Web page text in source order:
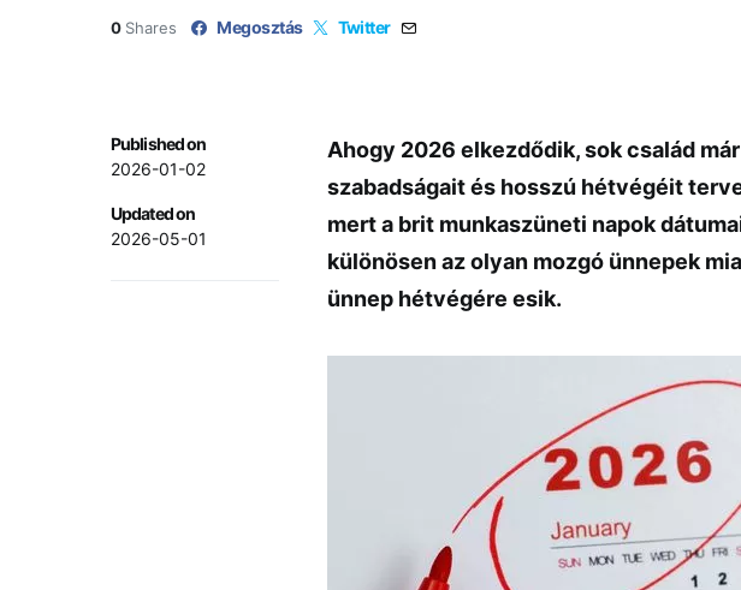
0 Shares Megosztás Twitter
Published on
2026-01-02
Updated on
2026-05-01
Ahogy 2026 elkezdődik, sok család
szabadságait és hosszú hétvégéit
mert a brit munkaszüneti napok
különösen az olyan mozgó ünnepek
ünnep hétvégére esik.